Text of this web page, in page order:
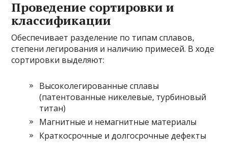
Проведение сортировки и
классификации
Обеспечивает разделение по типам сплавов,
степени легирования и наличию примесей. В ходе
сортировки выделяют:
Высоколегированные сплавы
(патентованные никелевые, турбиновый
титан)
Магнитные и немагнитные материалы
Краткосрочные и долгосрочные дефекты